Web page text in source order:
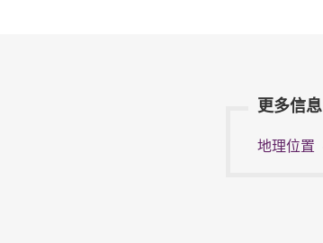
更多信息
地理位置